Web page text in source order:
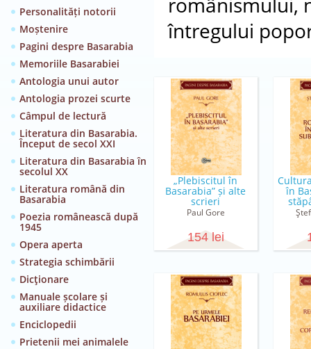
Personalități notorii
Moștenire
Pagini despre Basarabia
Memoriile Basarabiei
Antologia unui autor
Antologia prozei scurte
Câmpul de lectură
Literatura din Basarabia.
Început de secol XXI
Literatura din Basarabia în
secolul XX
Literatura română din
Basarabia
Poezia românească după
1945
Opera aperta
Strategia schimbării
Dicţionare
Manuale școlare și
auxiliare didactice
Enciclopedii
Prietenii mei animalele
românismului,
întregului
„Plebiscitul în
Basarabia” și alte
scrieri
Paul Gore
154 lei
în